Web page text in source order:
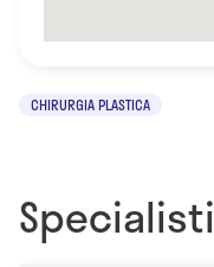
CHIRURGIA PLASTICA
Specialisti